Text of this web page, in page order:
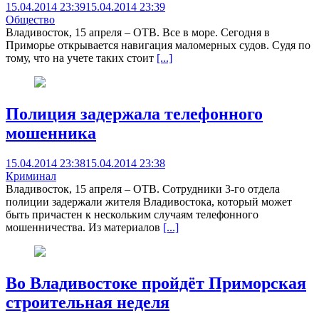
15.04.2014 23:3915.04.2014 23:39
Общество
Владивосток, 15 апреля – ОТВ. Все в море. Сегодня в
Приморье открывается навигация маломерных судов. Судя по
тому, что на учете таких стоит [...]
Полиция задержала телефонного
мошенника
15.04.2014 23:3815.04.2014 23:38
Криминал
Владивосток, 15 апреля – ОТВ. Сотрудники 3-го отдела
полиции задержали жителя Владивостока, который может
быть причастен к нескольким случаям телефонного
мошенничества. Из материалов [...]
Во Владивостоке пройдёт Приморская
строительная неделя